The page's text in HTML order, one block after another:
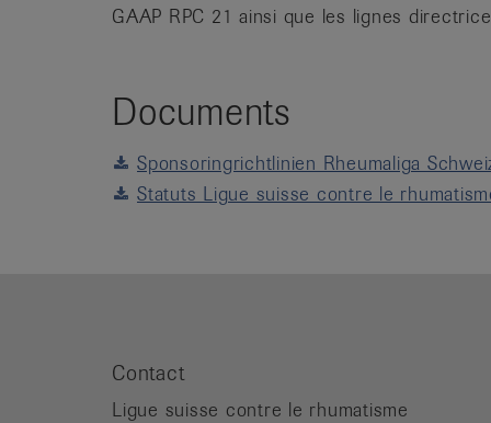
GAAP RPC 21 ainsi que les lignes
Documents
Sponsoringrichtlinien Rheumaliga
Statuts Ligue suisse contre le
Contact
Ligue suisse contre le rhumatisme